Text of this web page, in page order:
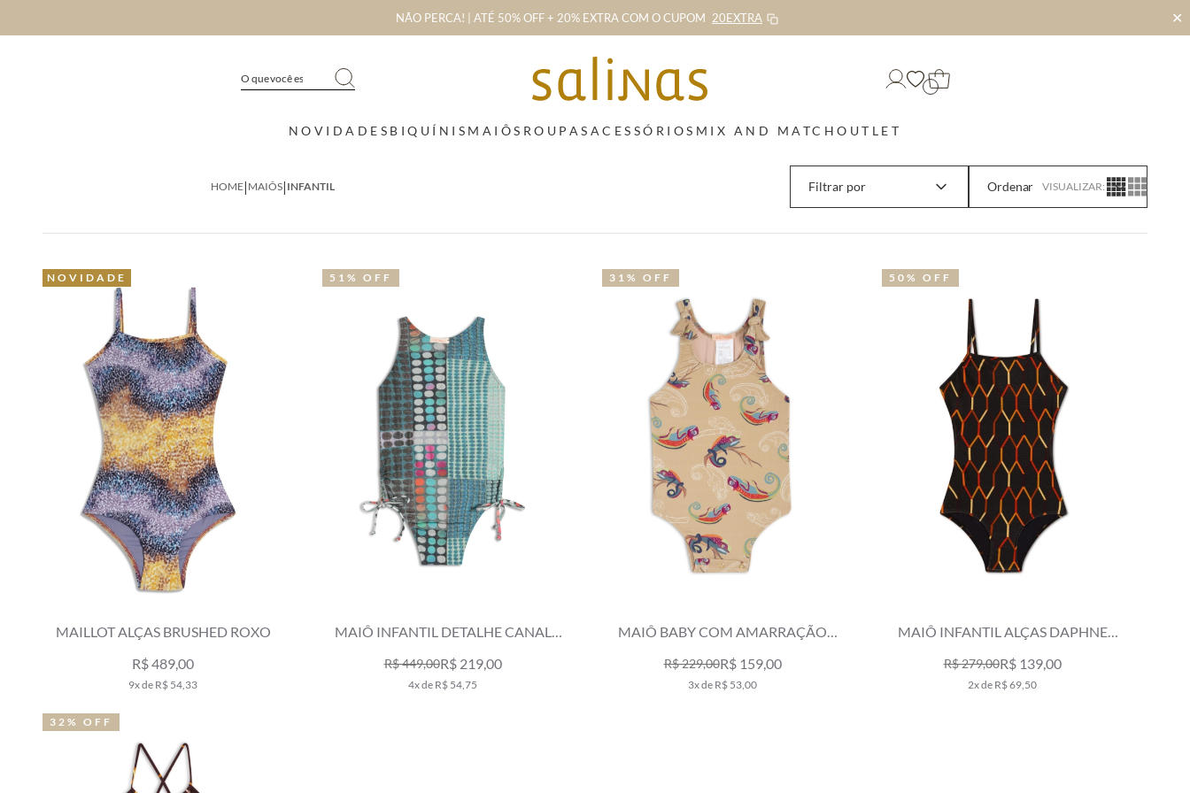
NÃO PERCA! | ATÉ 50% OFF + 20% EXTRA COM O CUPOM 20EXTRA ✕
NOVIDADES BIQUÍNIS MAIÔS ROUPAS ACESSÓRIOS MIX AND MATCHOUTLET
HOME| MAIÔS| INFANTIL Filtrar por VISUALIZAR:
MAILLOT ALÇAS BRUSHED ROXO
R$ 489,00
9x de R$ 54,33
NOVIDADE
MAIÔ INFANTIL DETALHE CANAL
R$ 449,00R$ 219,00
4x de R$ 54,75
51% OFF
MAIÔ BABY COM AMARRAÇÃO
R$ 229,00R$ 159,00
3x de R$ 53,00
31% OFF
MAIÔ INFANTIL ALÇAS DAPHNE
R$ 279,00R$ 139,00
2x de R$ 69,50
50% OFF
32% OFF